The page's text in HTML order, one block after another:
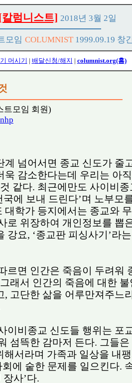
럼니스트] 2018년 3월 2일
모임 COLUMNIST 1999.09.19 창
머시기 | 배달신청/해지 | columnist.org(홈)
트모임 회원)
계 넘어서면 종교 신도가 줄
욱 감소한다는데 우리는 아
같다. 최근에만도 사이비종
국에 보내 드린다’며 노부모
대학가 등지에서는 종교와
로 위장하여 개인정보를 뽑
강요, ‘종교판 피싱사기’라
르면 인간은 죽음이 두려워
래서 인간의 죽음에 대한 불
, 고단한 삶을 어루만져주느
이비종교 신도들 행위는 포
섬뜩한 감마저 든다. 그들은
해서라며 가족과 일상을 내
에 숱한 문제를 일으킨다.
장사’다.